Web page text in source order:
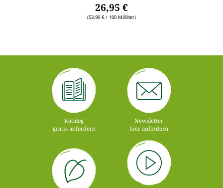
26,95 €
(53,90 € / 100 Milliliter)
Katalog
gratis anfordern
Newsletter
hier anfordern